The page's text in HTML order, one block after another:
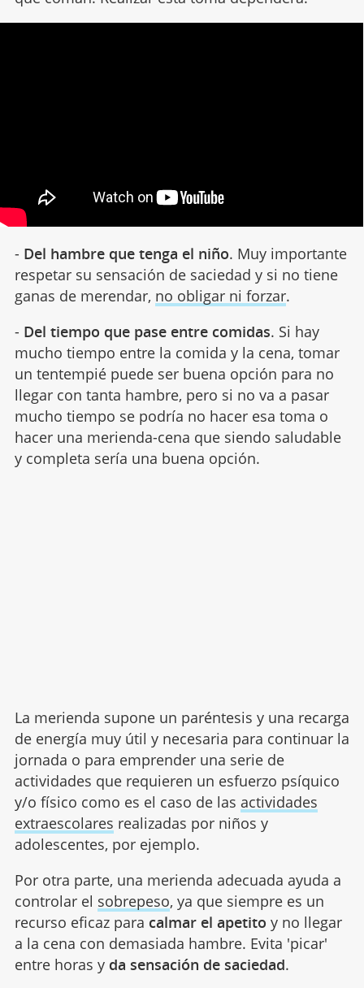
- Del hambre que tenga el niño. Muy importante
respetar su sensación de saciedad y si no tiene
ganas de merendar, no obligar ni forzar.
- Del tiempo que pase entre comidas. Si hay
mucho tiempo entre la comida y la cena, tomar
un tentempié puede ser buena opción para no
llegar con tanta hambre, pero si no va a pasar
mucho tiempo se podría no hacer esa toma o
hacer una merienda-cena que siendo saludable
y completa sería una buena opción.
La merienda supone un paréntesis y una recarga
de energía muy útil y necesaria para continuar la
jornada o para emprender una serie de
actividades que requieren un esfuerzo psíquico
y/o físico como es el caso de las actividades
extraescolares realizadas por niños y
adolescentes, por ejemplo.
Por otra parte, una merienda adecuada ayuda a
controlar el sobrepeso, ya que siempre es un
recurso eficaz para calmar el apetito y no llegar
a la cena con demasiada hambre. Evita 'picar'
entre horas y da sensación de saciedad.